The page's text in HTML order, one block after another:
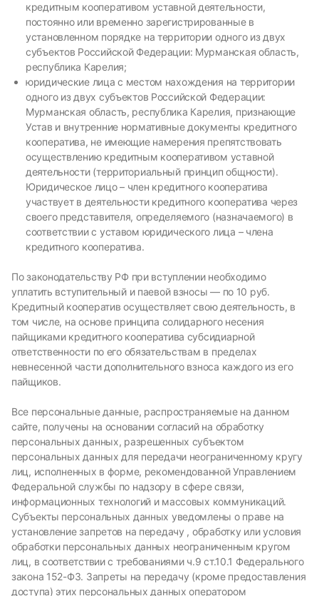
кредитным кооперативом уставной деятельности,
постоянно или временно зарегистрированные в
установленном порядке на территории одного из двух
субъектов Российской Федерации: Мурманская область,
республика Карелия;
юридические лица с местом нахождения на территории
одного из двух субъектов Российской Федерации:
Мурманская область, республика Карелия, признающие
Устав и внутренние нормативные документы кредитного
кооператива, не имеющие намерения препятствовать
осуществлению кредитным кооперативом уставной
деятельности (территориальный принцип общности).
Юридическое лицо – член кредитного кооператива
участвует в деятельности кредитного кооператива через
своего представителя, определяемого (назначаемого) в
соответствии с уставом юридического лица – члена
кредитного кооператива.
По законодательству РФ при вступлении необходимо
уплатить вступительный и паевой взносы — по 10 руб.
Кредитный кооператив осуществляет свою деятельность, в
том числе, на основе принципа солидарного несения
пайщиками кредитного кооператива субсидиарной
ответственности по его обязательствам в пределах
невнесенной части дополнительного взноса каждого из его
пайщиков.
Все персональные данные, распространяемые на данном
сайте, получены на основании согласий на обработку
персональных данных, разрешенных субъектом
персональных данных для передачи неограниченному кругу
лиц, исполненных в форме, рекомендованной Управлением
Федеральной службы по надзору в сфере связи,
информационных технологий и массовых коммуникаций.
Субъекты персональных данных уведомлены о праве на
установление запретов на передачу , обработку или условия
обработки персональных данных неограниченным кругом
лиц, в соответствии с требованиями ч.9 ст.10.1 Федерального
закона 152-ФЗ. Запреты на передачу (кроме предоставления
доступа) этих персональных данных оператором